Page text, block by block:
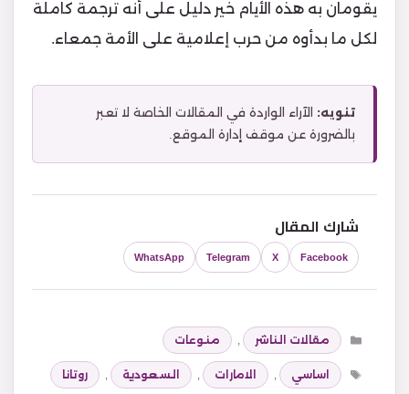
يقومان به هذه الأيام خير دليل على أنه ترجمة كاملة
لكل ما بدأوه من حرب إعلامية على الأمة جمعاء.
تنويه: الآراء الواردة في المقالات الخاصة لا تعبر
بالضرورة عن موقف إدارة الموقع.
شارك المقال
Facebook
X
Telegram
WhatsApp
التصنيفات
مقالات الناشر ,
منوعات
الوسوم
اساسي , الامارات , السعودية , روتانا